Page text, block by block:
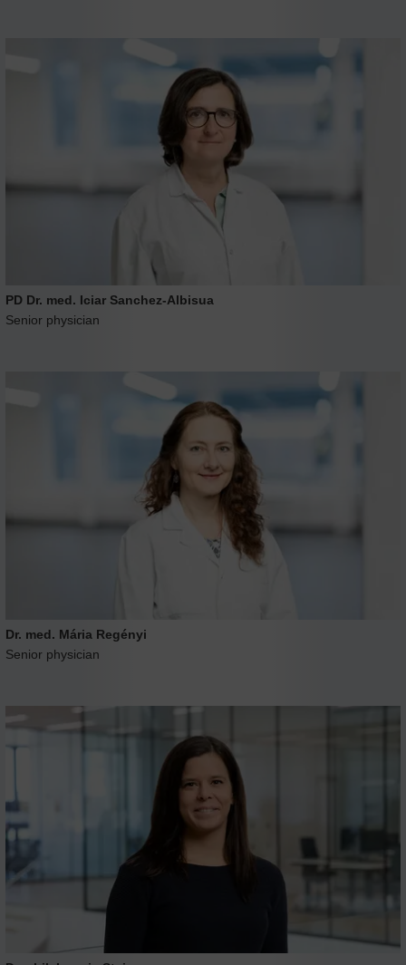
PD Dr. med. Iciar Sanchez-Albisua
Senior physician
Dr. med. Mária Regényi
Senior physician